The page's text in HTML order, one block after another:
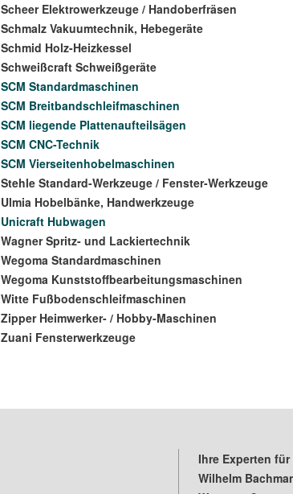
Scheer Elektrowerkzeuge / Handoberfräsen
Schmalz Vakuumtechnik, Hebegeräte
Schmid Holz-Heizkessel
Schweißcraft Schweißgeräte
SCM Standardmaschinen
SCM Breitbandschleifmaschinen
SCM liegende Plattenaufteilsägen
SCM CNC-Technik
SCM Vierseitenhobelmaschinen
Stehle Standard-Werkzeuge / Fenster-Werkzeuge
Ulmia Hobelbänke, Handwerkzeuge
Unicraft Hubwagen
Wagner Spritz- und Lackiertechnik
Wegoma Standardmaschinen
Wegoma Kunststoffbearbeitungsmaschinen
Witte Fußbodenschleifmaschinen
Zipper Heimwerker- / Hobby-Maschinen
Zuani Fensterwerkzeuge
Ihre Experten
Wilhelm